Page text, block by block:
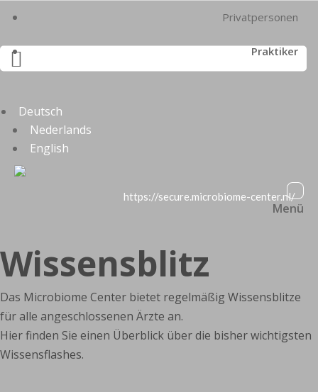
Privatpersonen
Praktiker
Deutsch
Nederlands
English
https://secure.microbiome-center.nl/
Menü
Wissensblitz
Das Microbiome Center bietet regelmäßig Wissensblitze
für alle angeschlossenen Ärzte an.
Hier finden Sie einen Überblick über die bisher wichtigsten
Wissensflashes.
